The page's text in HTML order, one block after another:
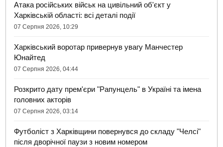
Атака російських військ на цивільний об'єкт у
Харківській області: всі деталі події
07 Серпня 2026, 10:29
Харківський воротар привернув увагу Манчестер
Юнайтед
07 Серпня 2026, 04:44
Розкрито дату прем'єри "Рапунцель" в Україні та імена
головних акторів
07 Серпня 2026, 03:14
Футболіст з Харківщини повернувся до складу "Челсі"
після дворічної паузи з новим номером